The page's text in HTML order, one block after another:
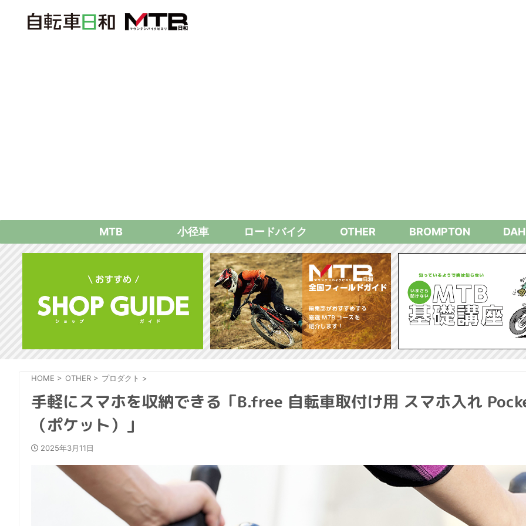
MTB 小径車 ロードバイク OTHER BROMPTON
HOME > OTHER > プロダクト >
手軽にスマホを収納できる「B.free 自転車取付け用 スマホ入れ
（ポケット）」
2025年3月11日